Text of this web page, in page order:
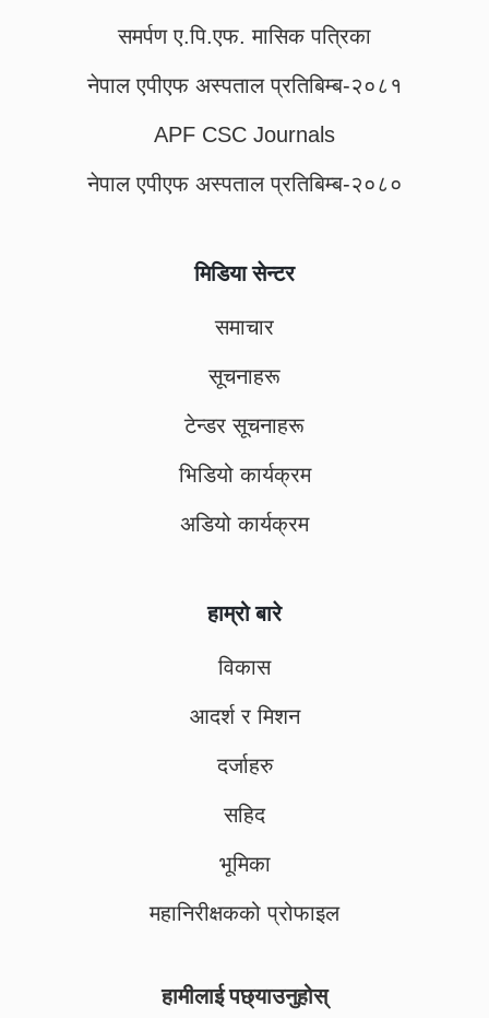
समर्पण ए.पि.एफ. मासिक पत्रिका
नेपाल एपीएफ अस्पताल प्रतिबिम्ब-२०८१
APF CSC Journals
नेपाल एपीएफ अस्पताल प्रतिबिम्ब-२०८०
मिडिया सेन्टर
समाचार
सूचनाहरू
टेन्डर सूचनाहरू
भिडियो कार्यक्रम
अडियो कार्यक्रम
हाम्रो बारे
विकास
आदर्श र मिशन
दर्जाहरु
सहिद
भूमिका
महानिरीक्षकको प्रोफाइल
हामीलाई पछ्याउनुहोस्